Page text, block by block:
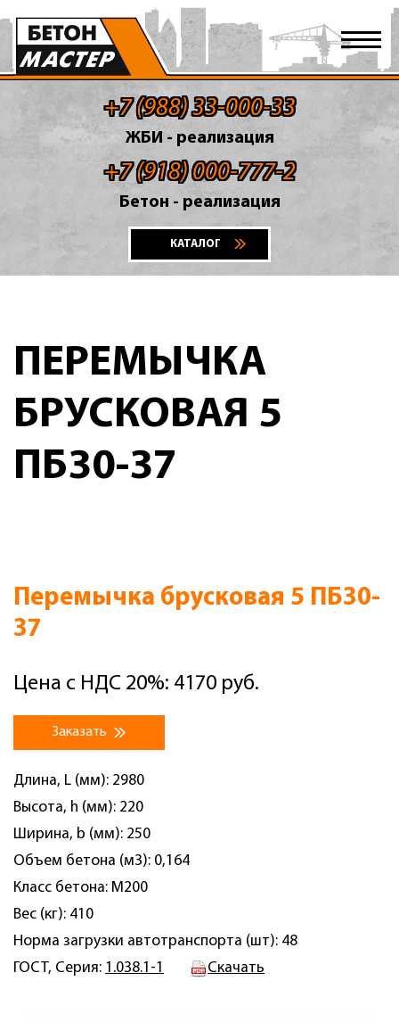
+7 (988) 33-000-33
ЖБИ - реализация
+7 (918) 000-777-2
Бетон - реализация
КАТАЛОГ
ПЕРЕМЫЧКА
БРУСКОВАЯ 5
ПБ30-37
Перемычка брусковая 5 ПБ30-
37
Цена с НДС 20%: 4170 руб.
Заказать
Длина, L (мм): 2980
Высота, h (мм): 220
Ширина, b (мм): 250
Объем бетона (м3): 0,164
Класс бетона: М200
Вес (кг): 410
Норма загрузки автотранспорта (шт): 48
ГОСТ, Серия: 1.038.1-1 Скачать